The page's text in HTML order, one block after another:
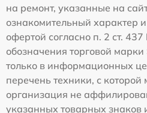
на ремонт, указанные на
ознакомительный характер
офертой согласно п. 2 ст.
обозначения торговой
только в информационных
перечень техники, с
организация не
указанных товарных знаков